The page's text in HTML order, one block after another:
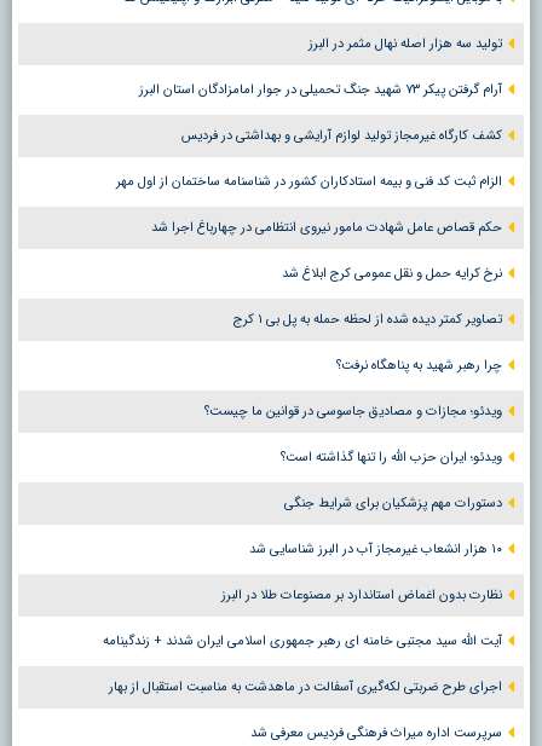
تولید سه هزار اصله نهال مثمر در البرز
آرام گرفتن پیکر ۷۳ شهید جنگ تحمیلی در جوار امامزادگان استان البرز
کشف کارگاه غیرمجاز تولید لوازم آرایشی و بهداشتی در فردیس
الزام ثبت کد فنی و بیمه استادکاران کشور در شناسنامه ساختمان از اول مهر
حکم قصاص عامل شهادت مامور نیروی انتظامی در چهارباغ اجرا شد
نرخ کرایه حمل و نقل عمومی کرج ابلاغ شد
تصاویر کمتر دیده شده از لحظه حمله به پل بی ۱ کرج
چرا رهبر شهید به پناهگاه نرفت؟
ویدئو؛ مجازات و مصادیق جاسوسی در قوانین ما چیست؟
ویدئو؛ ایران حزب الله را تنها گذاشته است؟
دستورات مهم پزشکیان برای شرایط جنگی
۱۰ هزار انشعاب غیرمجاز آب در البرز شناسایی شد
نظارت بدون اغماض استاندارد بر مصنوعات طلا در البرز
آیت الله سید مجتبی خامنه ای رهبر جمهوری اسلامی ایران شدند + زندگینامه
اجرای طرح ضربتی لکه‌گیری آسفالت در ماهدشت به مناسبت استقبال از بهار
سرپرست اداره میراث فرهنگی فردیس معرفی شد